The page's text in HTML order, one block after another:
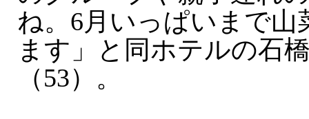
ね。6月いっぱいまで山
ます」と同ホテルの石
（53）。